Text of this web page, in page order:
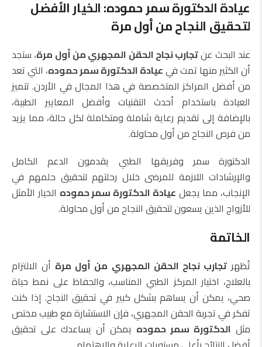
عيادة الدكتورة سمر حموده: الخيار الأفضل
لتحقيق النجاح من أول مرة
عند البحث عنتجارب نجاح الحقن المجهري من أول مرة، ستجد
أن الكثير منها تمت فيعيادة الدكتورة سمر حموده، التي تعد
من أفضل المراكز المتخصصة في هذا المجال في الأردن. تتميز
العيادة باستخدام أحدث التقنيات وأفضل المعايير الطبية،
بالإضافة إلى تقديم رعاية شاملة ومتكاملة لكل حالة، مما يزيد
من فرص النجاح من أول محاولة.
الدكتورة سمر وفريقها الطبي يقدمون الدعم الكامل
والإرشادات اللازمة للمرضى خلال رحلتهم لتحقيق حلمهم في
الإنجاب، مما يجعل عيادة الدكتورة سمر حموده الخيار الأمثل
للأزواج الذين يسعون لتحقيق النجاح من أول محاولة.
الخاتمة
تُظهرتجارب نجاح الحقن المجهري من أول مرة أن الالتزام
بالعلاج، اختيار المركز الطبي المناسب، والحفاظ على نمط حياة
صحي، يمكن أن يساهم بشكل كبير في تحقيق النجاح. إذا كنت
تفكر في تجربة الحقن المجهري، فإن الاستشارة مع طبيب مختص
مثل الدكتورة سمر حموده يمكن أن يساعدك على تحقيق